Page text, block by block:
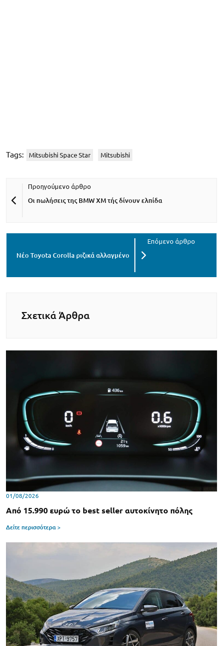
Tags: Mitsubishi Space Star Mitsubishi
Οι πωλήσεις της BMW XM τής δίνουν ελπίδα
Νέο Toyota Corolla ριζικά αλλαγμένο
Σχετικά Άρθρα
01/08/2026
Από 15.990 ευρώ το best seller αυτοκίνητο πόλης
Δείτε περισσότερα >